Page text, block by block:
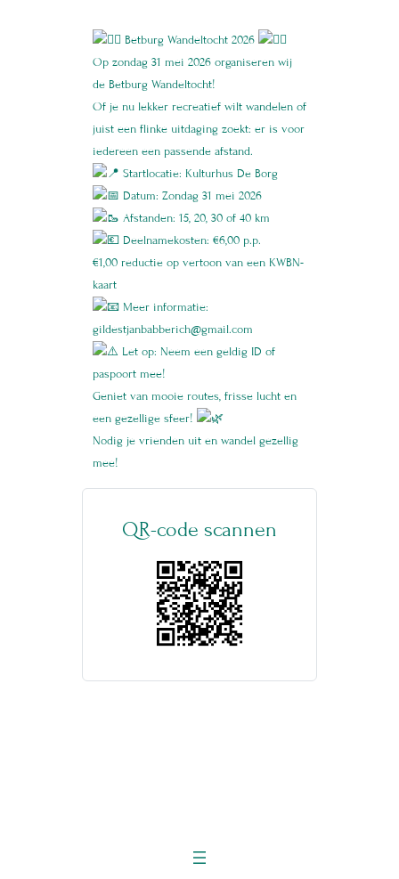
Betburg Wandeltocht 2026
Op zondag 31 mei 2026 organiseren wij
de Betburg Wandeltocht!
Of je nu lekker recreatief wilt wandelen of
juist een flinke uitdaging zoekt: er is voor
iedereen een passende afstand.
Startlocatie: Kulturhus De Borg
Datum: Zondag 31 mei 2026
Afstanden: 15, 20, 30 of 40 km
Deelnamekosten: €6,00 p.p.
€1,00 reductie op vertoon van een KWBN-
kaart
Meer informatie:
gildestjanbabberich@gmail.com
Let op: Neem een geldig ID of
paspoort mee!
Geniet van mooie routes, frisse lucht en
een gezellige sfeer!
Nodig je vrienden uit en wandel gezellig
mee!
QR-code scannen